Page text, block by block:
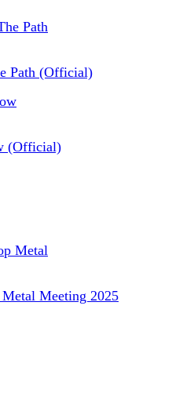
Path (Official)
(Official)
Meeting 2025